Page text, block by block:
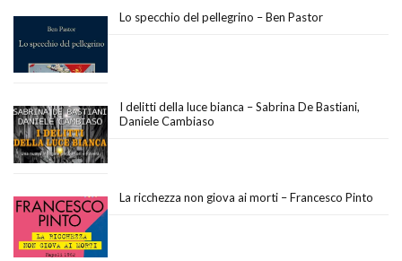
Lo specchio del pellegrino – Ben Pastor
I delitti della luce bianca – Sabrina De Bastiani,
Daniele Cambiaso
La ricchezza non giova ai morti – Francesco Pinto